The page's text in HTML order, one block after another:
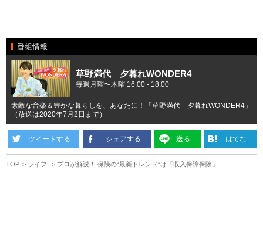
番組情報
草野満代 夕暮れWONDER4
毎週月曜〜木曜 16:00 - 18:00
素敵な音楽＆豊かな暮らしを、あなたに！「草野満代 夕暮れWONDER4」
（放送は2020年7月2日まで）
ツイートする シェアする 送る はてな
TOP ライフ プロが解説！ 保険の“最新トレンド”は『収入保障保険』